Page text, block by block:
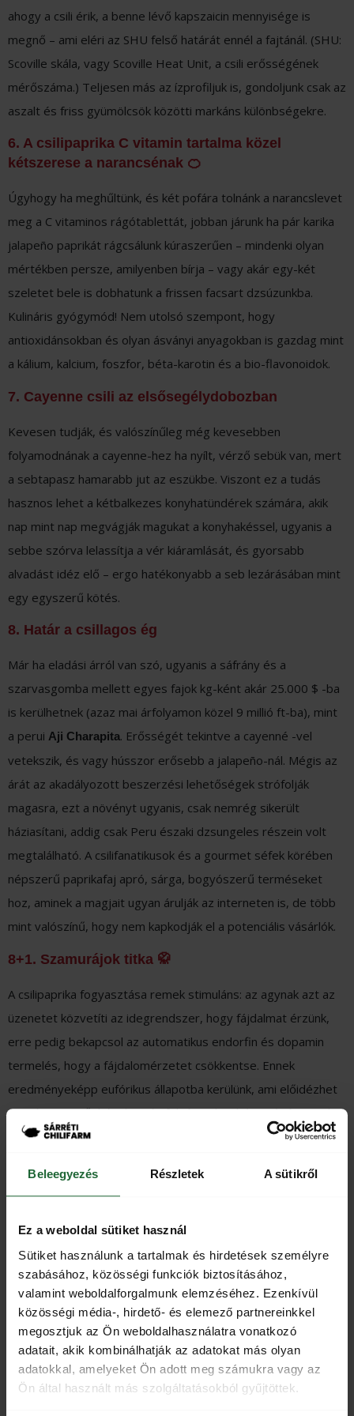
Beleegyezés Részletek A sütikről
Ez a weboldal sütiket használ
Sütiket használunk a tartalmak és hirdetések személyre
szabásához, közösségi funkciók biztosításához,
valamint weboldalforgalmunk elemzéséhez. Ezenkívül
közösségi média-, hirdető- és elemező partnereinkkel
megosztjuk az Ön weboldalhasználatra vonatkozó
adatait, akik kombinálhatják az adatokat más olyan
adatokkal, amelyeket Ön adott meg számukra vagy az
Ön által használt más szolgáltatásokból gyűjtöttek.
ahogy a csili érik, a benne lévő kapszaicin mennyisége is
megnő – ami eléri az SHU felső határát ennél a fajtánál. (SHU:
Scoville skála, vagy Scoville Heat Unit, a csili erősségének
mérőszáma.) Teljesen más az ízprofiljuk is, gondoljunk csak az
aszalt és friss gyümölcsök közötti markáns különbségekre.
6. A csilipaprika C vitamin tartalma közel
kétszerese a narancsénak 🍊
Úgyhogy ha meghűltünk, és két pofára tolnánk a narancslevet
meg a C vitaminos rágótablettát, jobban járunk ha pár karika
jalapeño paprikát rágcsálunk kúraszerűen – mindenki olyan
mértékben persze, amilyenben bírja – vagy akár egy-két
szeletet bele is dobhatunk a frissen facsart dzsúzunkba.
Kulináris gyógymód! Nem utolsó szempont, hogy
antioxidánsokban és olyan ásványi anyagokban is gazdag mint
a kálium, kalcium, foszfor, béta-karotin és a bio-flavonoidok.
7. Cayenne csili az elsősegélydobozban
Kevesen tudják, és valószínűleg még kevesebben
folyamodnának a cayenne-hez ha nyílt, vérző sebük van, mert
a sebtapasz hamarabb jut az eszükbe. Viszont ez a tudás
hasznos lehet a kétbalkezes konyhatündérek számára, akik
nap mint nap megvágják magukat a konyhakéssel, ugyanis a
sebbe szórva lelassítja a vér kiáramlását, és gyorsabb
alvadást idéz elő – ergo hatékonyabb a seb lezárásában mint
egy egyszerű kötés.
8. Határ a csillagos ég
Már ha eladási árról van szó, ugyanis a sáfrány és a
szarvasgomba mellett egyes fajok kg-ként akár 25.000 $ -ba
is kerülhetnek (azaz mai árfolyamon közel 9 millió ft-ba), mint
a perui Aji Charapita. Erősségét tekintve a cayenné -vel
vetekszik, és vagy hússzor erősebb a jalapeño-nál. Mégis az
árát az akadályozott beszerzési lehetőségek strófolják
magasra, ezt a növényt ugyanis, csak nemrég sikerült
háziasítani, addig csak Peru északi dzsungeles részein volt
megtalálható. A csilifanatikusok és a gourmet séfek körében
népszerű paprikafaj apró, sárga, bogyószerű terméseket
hoz, aminek a magjait ugyan árulják az interneten is, de több
mint valószínű, hogy nem kapkodják el a potenciális vásárlók.
8+1. Szamurájok titka 🥋
A csilipaprika fogyasztása remek stimuláns: az agynak azt az
üzenetet közvetíti az idegrendszer, hogy fájdalmat érzünk,
erre pedig bekapcsol az automatikus endorfin és dopamin
termelés, hogy a fájdalomérzetet csökkentse. Ennek
eredményeképp eufórikus állapotba kerülünk, ami előidézhet
pozitív megerősítéseket, és felvértezhet bátorságérzettel.
Nem véletlenül fogyasztottak a szamurájok csilipaprikát a harc
Megkívántál egy kis csípőset?
traBBQ | Whiskey-s BBQ szósz 125g